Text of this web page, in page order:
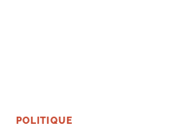
POLITIQUE